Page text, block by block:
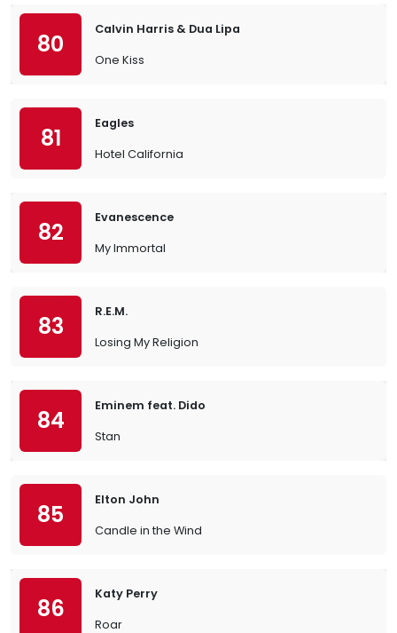
80
Calvin Harris & Dua Lipa
One Kiss
81
Eagles
Hotel California
82
Evanescence
My Immortal
83
R.E.M.
Losing My Religion
84
Eminem feat. Dido
Stan
85
Elton John
Candle in the Wind
86
Katy Perry
Roar